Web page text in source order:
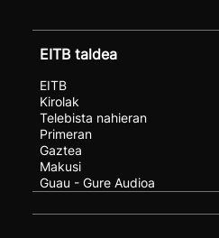
EITB taldea
EITB
Kirolak
Telebista nahieran
Primeran
Gaztea
Makusi
Guau - Gure Audioa